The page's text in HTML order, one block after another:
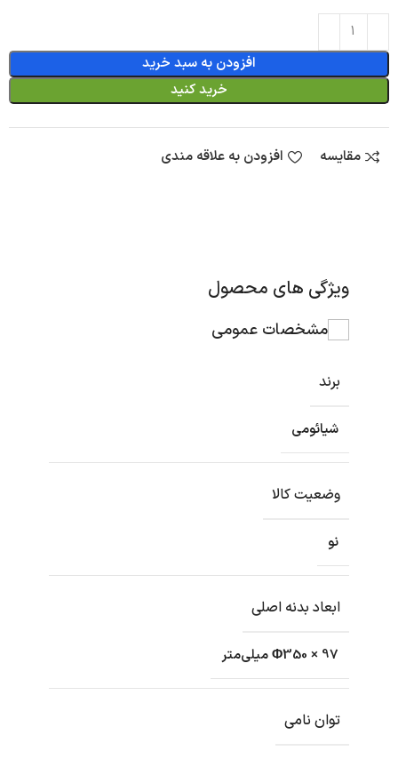
افزودن به سبد خرید
خرید کنید
مقایسه افزودن به علاقه مندی
ویژگی های محصول
مشخصات عمومی
برند
شیائومی
وضعیت کالا
نو
ابعاد بدنه اصلی
Φ350 × 97 میلی‌متر
توان نامی